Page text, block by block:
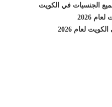
الجنسيات في الكويت
لعام 2026